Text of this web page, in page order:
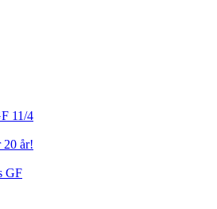
11/4
20 år!
GF